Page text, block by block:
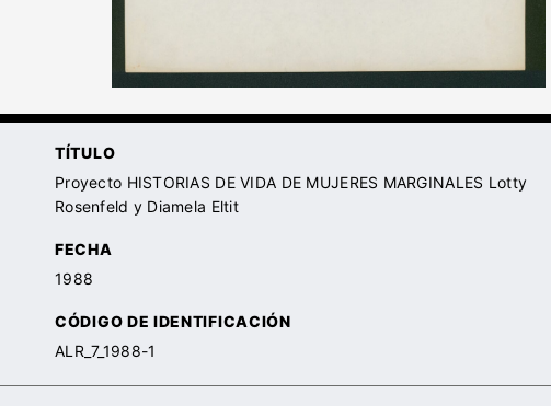
TÍTULO
Proyecto HISTORIAS DE VIDA DE MUJERES MARGINALES Lotty
Rosenfeld y Diamela Eltit
FECHA
1988
CÓDIGO DE IDENTIFICACIÓN
ALR_7_1988-1